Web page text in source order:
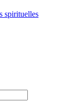
spirituelles